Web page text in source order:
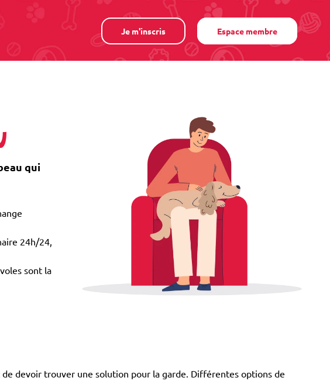
Je m'inscris Espace membre
qui
24h/24,
sont la
devoir trouver une solution pour la garde. Différentes options de